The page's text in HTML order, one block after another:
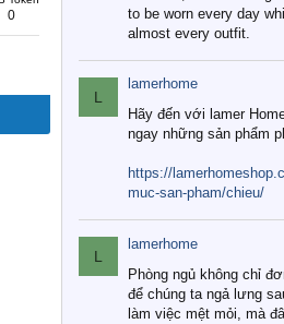
0
to be worn every day
almost every outfit.
L
lamerhome
Hãy đến với lamer
ngay những sản phẩm
https://
muc-san-pham/chieu/
L
lamerhome
Phòng ngủ không chỉ
để chúng ta ngả lưng
làm việc mệt mỏi, mà